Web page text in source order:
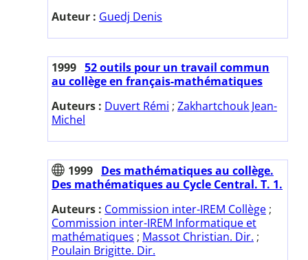
Auteur : Guedj Denis
1999 52 outils pour un travail commun
au collège en français-mathématiques
Auteurs : Duvert Rémi ; Zakhartchouk Jean-
Michel
1999 Des mathématiques au collège.
Des mathématiques au Cycle Central. T. 1.
Auteurs : Commission inter-IREM Collège ;
Commission inter-IREM Informatique et
mathématiques ; Massot Christian. Dir. ;
Poulain Brigitte. Dir.